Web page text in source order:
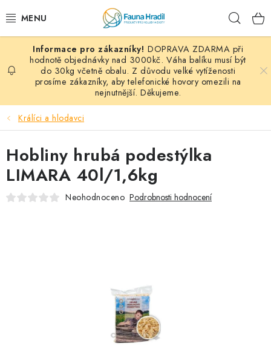
na
PAPOUŠCI A EXOTI
ZRNINY A OBILOVINY
MDM KRMIVA
BLOG
KONTAKT
DOPRAVA ZDARMA při
hodnotě objednávky nad 3000kč. Váha balíku musí být
do 30kg včetně obalu. Z důvodu velké vytíženosti
prosíme zákazníky, aby telefonické hovory omezili na
nejnutnější. Děkujeme.
Králíci a hlodavci
Hobliny hrubá podestýlka
LIMARA 40l/1,6kg
Neohodnoceno Podrobnosti hodnocení